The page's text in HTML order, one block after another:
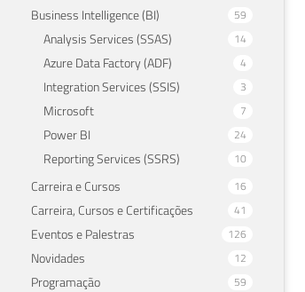
Business Intelligence (BI) 59
Analysis Services (SSAS) 14
Azure Data Factory (ADF) 4
Integration Services (SSIS) 3
Microsoft 7
Power BI 24
Reporting Services (SSRS) 10
Carreira e Cursos 16
Carreira, Cursos e Certificações 41
Eventos e Palestras 126
Novidades 12
Programação 59